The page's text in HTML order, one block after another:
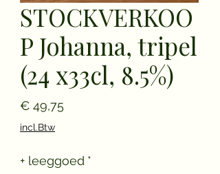
STOCKVERKOO
P Johanna, tripel
(24 x33cl, 8.5%)
€ 49,75Prijs
incl.Btw
+ leeggoed *